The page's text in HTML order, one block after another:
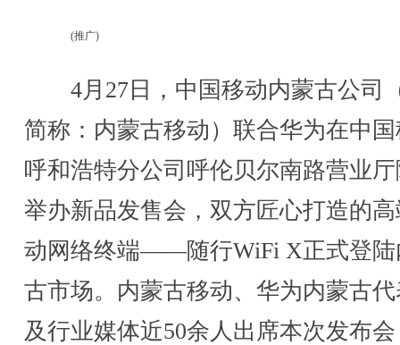
(推广)
4月27日，中国移动内蒙古公司
简称：内蒙古移动）联合华为在中
呼和浩特分公司呼伦贝尔南路营业
举办新品发售会，双方匠心打造的
动网络终端——随行WiFi X正式登陆
古市场。内蒙古移动、华为内蒙古
及行业媒体近50余人出席本次发布